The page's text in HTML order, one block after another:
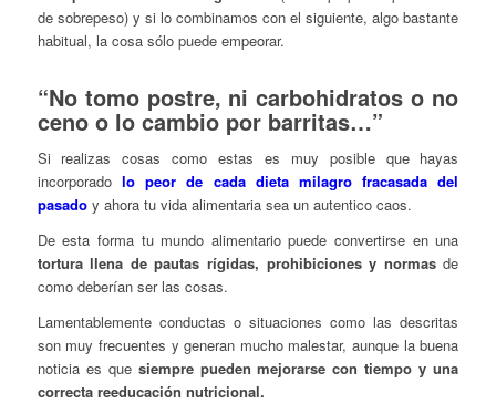
de sobrepeso) y si lo combinamos con el siguiente, algo bastante
habitual, la cosa sólo puede empeorar.
“No tomo postre, ni carbohidratos o no
ceno o lo cambio por barritas…”
Si realizas cosas como estas es muy posible que hayas
incorporado lo peor de cada dieta milagro fracasada del
pasadoy ahora tu vida alimentaria sea un autentico caos.
De esta forma tu mundo alimentario puede convertirse en una
tortura llena de pautas rígidas, prohibiciones y normasde
como deberían ser las cosas.
Lamentablemente conductas o situaciones como las descritas
son muy frecuentes y generan mucho malestar, aunque la buena
noticia es que siempre pueden mejorarse con tiempo y una
correcta reeducación nutricional.